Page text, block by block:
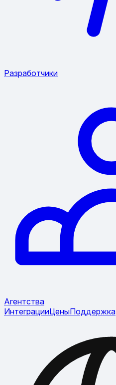
Разработчики
Агентства
ИнтеграцииЦеныПоддержка